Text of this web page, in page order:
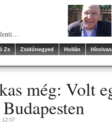
Zs Zsidónegyed Hollán
még: Volt
12:07